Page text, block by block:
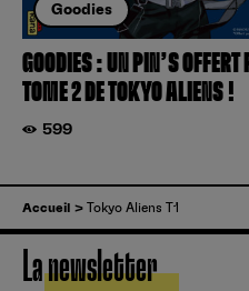
Goodies
GOODIES : UN PIN’S
TOME 2 DE TOKYO ALIENS !
599
Accueil Tokyo Aliens T1
La newsletter